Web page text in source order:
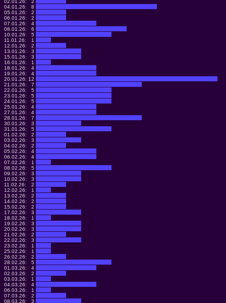
02.01.26:
2
04.01.26:
8
05.01.26:
2
06.01.26:
2
07.01.26:
4
08.01.26:
6
10.01.26:
5
11.01.26:
1
12.01.26:
2
13.01.26:
3
15.01.26:
3
16.01.26:
1
18.01.26:
4
19.01.26:
4
20.01.26: 12
21.01.26:
7
22.01.26:
5
23.01.26:
5
24.01.26:
5
25.01.26:
4
27.01.26:
4
28.01.26:
7
30.01.26:
3
31.01.26:
5
01.02.26:
2
03.02.26:
3
04.02.26:
2
05.02.26:
4
06.02.26:
4
07.02.26:
1
08.02.26:
5
09.02.26:
3
10.02.26:
3
11.02.26:
2
12.02.26:
1
13.02.26:
2
14.02.26:
2
15.02.26:
2
17.02.26:
3
18.02.26:
1
19.02.26:
3
20.02.26:
3
21.02.26:
2
22.02.26:
3
23.02.26:
1
25.02.26:
1
26.02.26:
2
28.02.26:
5
01.03.26:
4
02.03.26:
2
03.03.26:
1
04.03.26:
4
06.03.26:
1
07.03.26:
2
08.03.26:
3